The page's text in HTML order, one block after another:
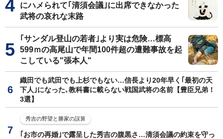
にハメられて｢清須会議｣に出席できなかった
武将の哀れな末路
｢サンダル登山の若者｣より実は危険…標高
599ｍの高尾山で年間100件超の遭難事故を起
こしている"張本人"
織田でも武田でも上杉でもない…信長より20年早く｢最初の天
下人｣になった､教科書に載らない戦国武将の名前【豊臣兄弟！
3選】
秀吉の野望と勝家の誤算
｢お市の再婚｣で露呈した秀吉の腹黒さ…清須会議の約束を守っ